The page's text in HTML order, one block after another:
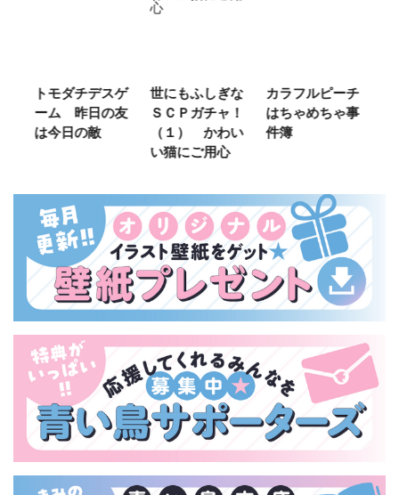
トモダチデスゲ
ーム 昨日の友
は今日の敵
世にもふしぎな
ＳＣＰガチャ！
（１） かわい
い猫にご用心
カラフルピーチ
はちゃめちゃ事
件簿